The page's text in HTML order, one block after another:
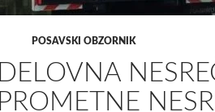
POSAVSKI OBZORNIK
DELOVNA
PROMETNE